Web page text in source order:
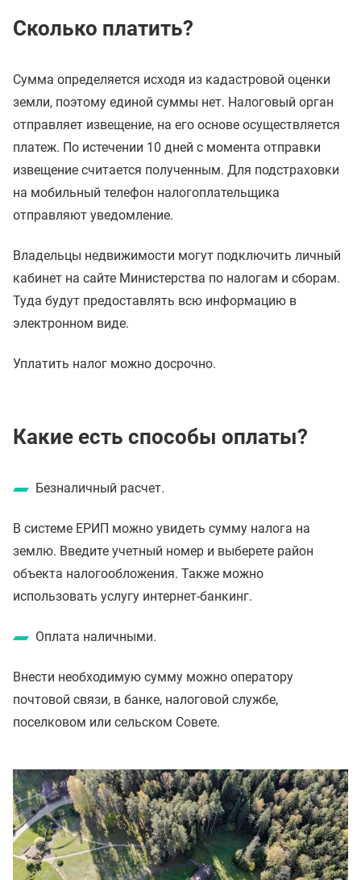
Сколько платить?
Сумма определяется исходя из кадастровой оценки
земли, поэтому единой суммы нет. Налоговый орган
отправляет извещение, на его основе осуществляется
платеж. По истечении 10 дней с момента отправки
извещение считается полученным. Для подстраховки
на мобильный телефон налогоплательщика
отправляют уведомление.
Владельцы недвижимости могут подключить личный
кабинет на сайте Министерства по налогам и сборам.
Туда будут предоставлять всю информацию в
электронном виде.
Уплатить налог можно досрочно.
Какие есть способы оплаты?
Безналичный расчет.
В системе ЕРИП можно увидеть сумму налога на
землю. Введите учетный номер и выберете район
объекта налогообложения. Также можно
использовать услугу интернет-банкинг.
Оплата наличными.
Внести необходимую сумму можно оператору
почтовой связи, в банке, налоговой службе,
поселковом или сельском Совете.